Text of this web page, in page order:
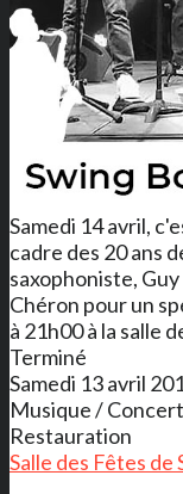
Samedi 14 avril,
cadre des 20 ans
saxophoniste,
Chéron pour un
à 21h00 à la salle
Terminé
Samedi 13 avril
Musique / Concert
Restauration
Salle des Fêtes